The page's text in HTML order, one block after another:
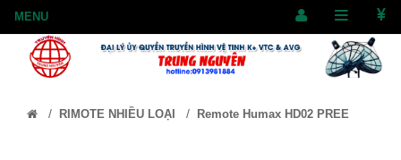
/ RIMOTE NHIỀU LOẠI / Remote Humax HD02 PREE